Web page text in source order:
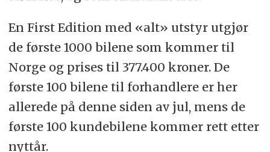
En First Edition med «alt» utstyr utgjør
de første 1000 bilene som kommer til
Norge og prises til 377.400 kroner. De
første 100 bilene til forhandlere er her
allerede på denne siden av jul, mens de
første 100 kundebilene kommer rett etter
nyttår.